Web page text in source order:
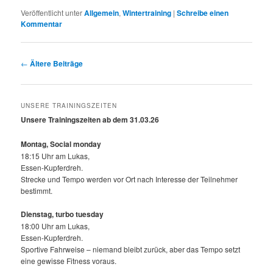
Veröffentlicht unterAllgemein,Wintertraining |Schreibe einen
Kommentar
Beitragsnavigation
← Ältere Beiträge
UNSERE TRAININGSZEITEN
Unsere Trainingszeiten ab dem 31.03.26
Montag, Social monday
18:15 Uhr am Lukas,
Essen-Kupferdreh.
Strecke und Tempo werden vor Ort nach Interesse der Teilnehmer
bestimmt.
Dienstag, turbo tuesday
18:00 Uhr am Lukas,
Essen-Kupferdreh.
Sportive Fahrweise – niemand bleibt zurück, aber das Tempo setzt
eine gewisse Fitness voraus.